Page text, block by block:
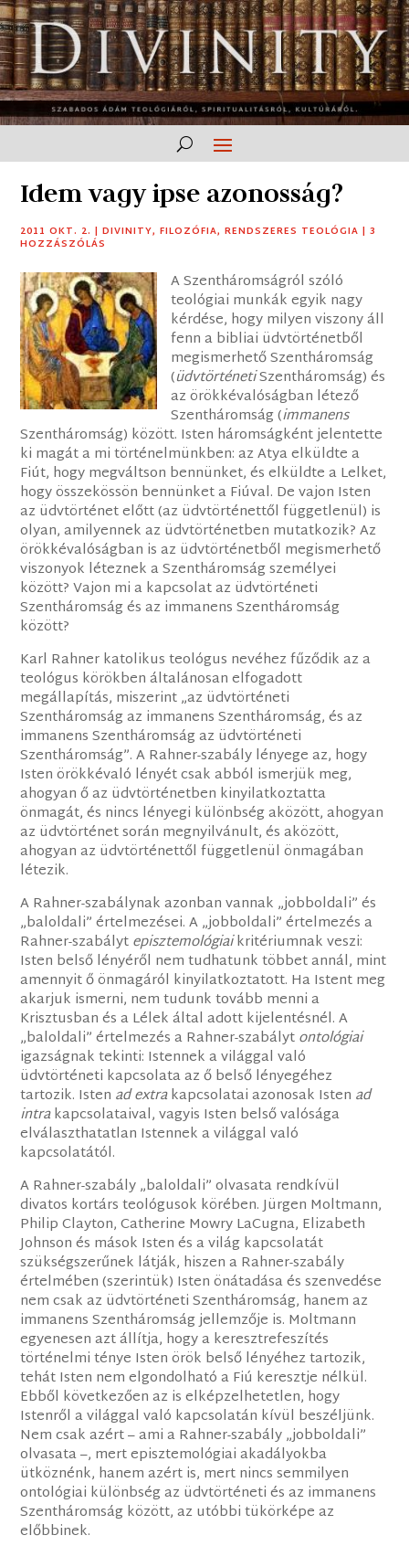
Idem vagy ipse azonosság?
2011 OKT. 2. |DIVINITY,FILOZÓFIA,RENDSZERES TEOLÓGIA |3
HOZZÁSZÓLÁS
A Szentháromságról szóló
teológiai munkák egyik nagy
kérdése, hogy milyen viszony áll
fenn a bibliai üdvtörténetből
megismerhető Szentháromság
(üdvtörténetiSzentháromság) és
az örökkévalóságban létező
Szentháromság (immanens
Szentháromság) között. Isten háromságként jelentette
ki magát a mi történelmünkben: az Atya elküldte a
Fiút, hogy megváltson bennünket, és elküldte a Lelket,
hogy összekössön bennünket a Fiúval. De vajon Isten
az üdvtörténet előtt (az üdvtörténettől függetlenül) is
olyan, amilyennek az üdvtörténetben mutatkozik? Az
örökkévalóságban is az üdvtörténetből megismerhető
viszonyok léteznek a Szentháromság személyei
között? Vajon mi a kapcsolat az üdvtörténeti
Szentháromság és az immanens Szentháromság
között?
Karl Rahner katolikus teológus nevéhez fűződik az a
teológus körökben általánosan elfogadott
megállapítás, miszerint „az üdvtörténeti
Szentháromság az immanens Szentháromság, és az
immanens Szentháromság az üdvtörténeti
Szentháromság”. A Rahner-szabály lényege az, hogy
Isten örökkévaló lényét csak abból ismerjük meg,
ahogyan ő az üdvtörténetben kinyilatkoztatta
önmagát, és nincs lényegi különbség aközött, ahogyan
az üdvtörténet során megnyilvánult, és aközött,
ahogyan az üdvtörténettől függetlenül önmagában
létezik.
A Rahner-szabálynak azonban vannak „jobboldali” és
„baloldali” értelmezései. A „jobboldali” értelmezés a
Rahner-szabálytepisztemológiaikritériumnak veszi:
Isten belső lényéről nem tudhatunk többet annál, mint
amennyit ő önmagáról kinyilatkoztatott. Ha Istent meg
akarjuk ismerni, nem tudunk tovább menni a
Krisztusban és a Lélek által adott kijelentésnél. A
„baloldali” értelmezés a Rahner-szabálytontológiai
igazságnak tekinti: Istennek a világgal való
üdvtörténeti kapcsolata az ő belső lényegéhez
tartozik. Isten ad extrakapcsolatai azonosak Isten ad
intrakapcsolataival, vagyis Isten belső valósága
elválaszthatatlan Istennek a világgal való
kapcsolatától.
A Rahner-szabály „baloldali” olvasata rendkívül
divatos kortárs teológusok körében. Jürgen Moltmann,
Philip Clayton, Catherine Mowry LaCugna, Elizabeth
Johnson és mások Isten és a világ kapcsolatát
szükségszerűnek látják, hiszen a Rahner-szabály
értelmében (szerintük) Isten önátadása és szenvedése
nem csak az üdvtörténeti Szentháromság, hanem az
immanens Szentháromság jellemzője is. Moltmann
egyenesen azt állítja, hogy a keresztrefeszítés
történelmi ténye Isten örök belső lényéhez tartozik,
tehát Isten nem elgondolható a Fiú keresztje nélkül.
Ebből következően az is elképzelhetetlen, hogy
Istenről a világgal való kapcsolatán kívül beszéljünk.
Nem csak azért – ami a Rahner-szabály „jobboldali”
olvasata –, mert episztemológiai akadályokba
ütköznénk, hanem azért is, mert nincs semmilyen
ontológiai különbség az üdvtörténeti és az immanens
Szentháromság között, az utóbbi tükörképe az
előbbinek.